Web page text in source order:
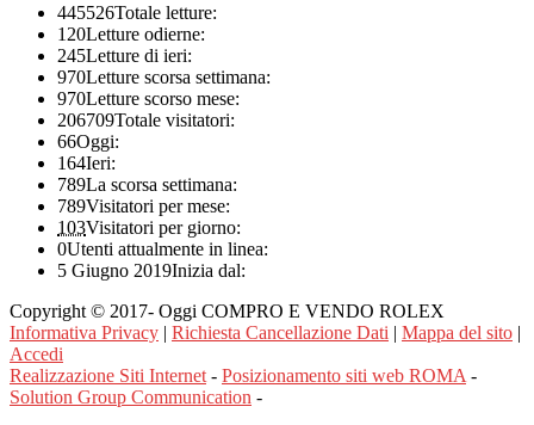
445526Totale letture:
120Letture odierne:
245Letture di ieri:
970Letture scorsa settimana:
970Letture scorso mese:
206709Totale visitatori:
66Oggi:
164Ieri:
789La scorsa settimana:
789Visitatori per mese:
103Visitatori per giorno:
0Utenti attualmente in linea:
5 Giugno 2019Inizia dal:
Copyright © 2017- Oggi COMPRO E VENDO ROLEX
Informativa Privacy | Richiesta Cancellazione Dati | Mappa del sito |
Accedi
Realizzazione Siti Internet - Posizionamento siti web ROMA -
Solution Group Communication -